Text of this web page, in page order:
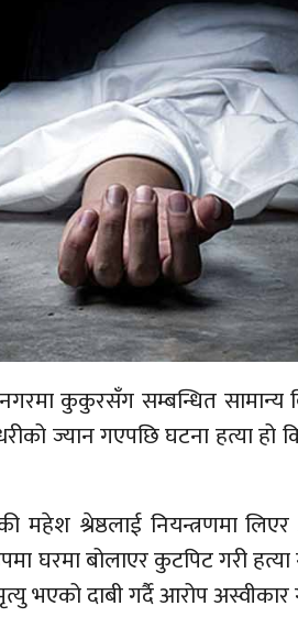
कुकुरसँग सम्बन्धित
ज्यान गएपछि घटना हत्या हो
महेश श्रेष्ठलाई नियन्त्रणमा
घरमा बोलाएर कुटपिट गरी
भएको दाबी गर्दै आरोप